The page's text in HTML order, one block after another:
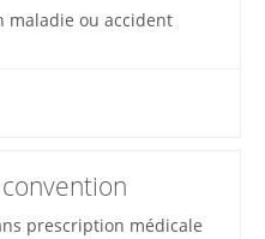
maladie ou accident
prescription médicale